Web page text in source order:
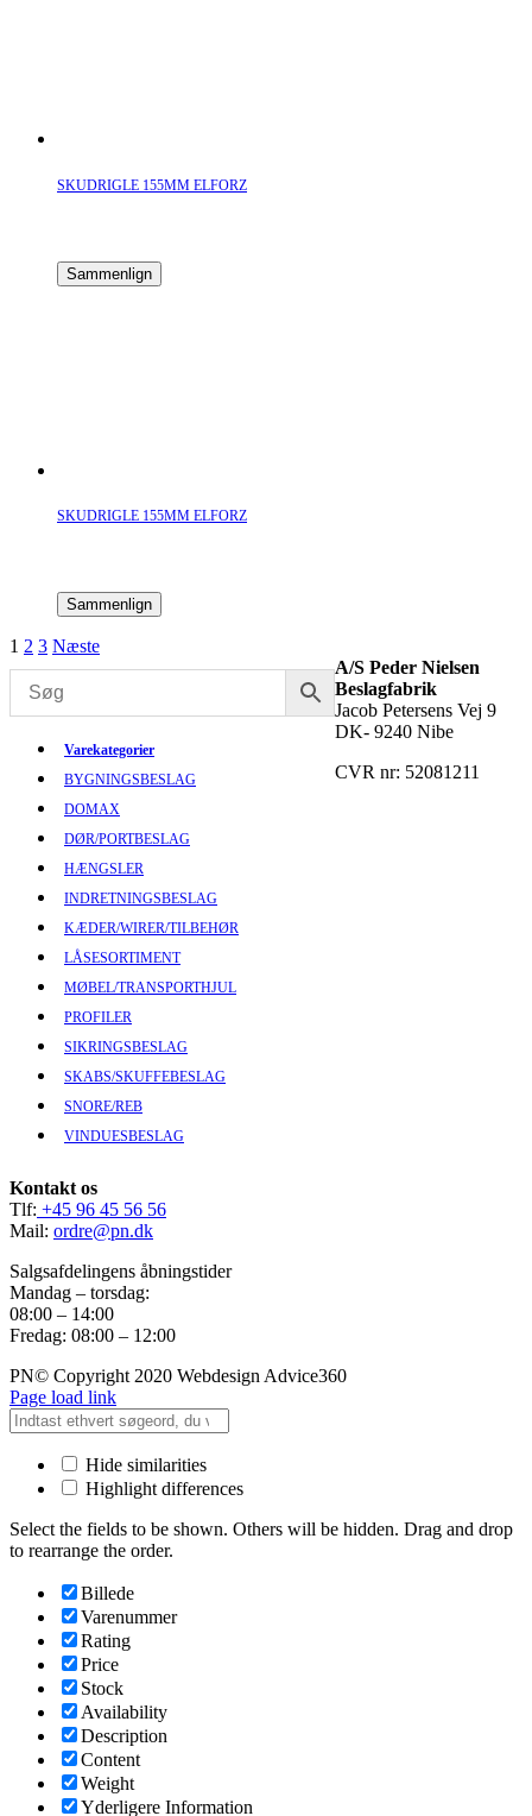
SKUDRIGLE 155MM ELFORZ
Sammenlign
SKUDRIGLE 155MM ELFORZ
Sammenlign
1 2 3 Næste
Varekategorier
BYGNINGSBESLAG
DOMAX
DØR/PORTBESLAG
HÆNGSLER
INDRETNINGSBESLAG
KÆDER/WIRER/TILBEHØR
LÅSESORTIMENT
MØBEL/TRANSPORTHJUL
PROFILER
SIKRINGSBESLAG
SKABS/SKUFFEBESLAG
SNORE/REB
VINDUESBESLAG
A/S Peder Nielsen
Beslagfabrik
Jacob Petersens Vej 9
DK- 9240 Nibe
CVR nr: 52081211
Kontakt os
Tlf: +45 96 45 56 56
Mail: ordre@pn.dk
Salgsafdelingens åbningstider
Mandag – torsdag:
08:00 – 14:00
Fredag: 08:00 – 12:00
PN© Copyright 2020 Webdesign Advice360
Page load link
Hide similarities
Highlight differences
Select the fields to be shown. Others will be hidden. Drag and drop
to rearrange the order.
Billede
Varenummer
Rating
Price
Stock
Availability
Description
Content
Weight
Yderligere Information